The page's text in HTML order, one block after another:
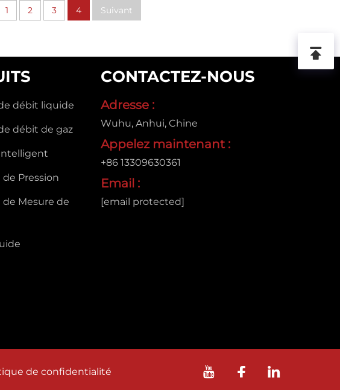
1 2 3 4 Suivant
débit liquide
débit de gaz
Pression
Mesure de
CONTACTEZ-NOUS
Adresse :
Wuhu, Anhui, Chine
Appelez maintenant :
+86 13309630361
Email :
[email protected]
de confidentialité